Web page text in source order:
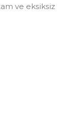
ve eksiksiz